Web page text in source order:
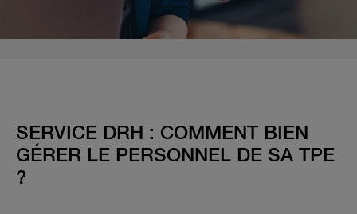
SERVICE DRH : COMMENT BIEN
GÉRER LE PERSONNEL DE SA TPE
?